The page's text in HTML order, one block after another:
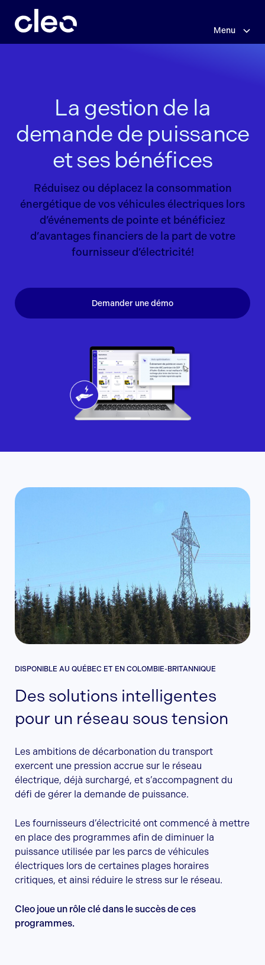
contenu
Menu
La gestion de la
demande de puissance
et ses bénéfices
Réduisez ou déplacez la consommation
énergétique de vos véhicules électriques lors
d’événements de pointe et bénéficiez
d’avantages financiers de la part de votre
fournisseur d’électricité!
Demander une démo
DISPONIBLE AU QUÉBEC ET EN COLOMBIE-BRITANNIQUE
Des solutions intelligentes
pour un réseau sous tension
Les ambitions de décarbonation du transport
exercent une pression accrue sur le réseau
électrique, déjà surchargé, et s’accompagnent du
défi de gérer la demande de puissance.
Les fournisseurs d’électricité ont commencé à mettre
en place des programmes afin de diminuer la
puissance utilisée par les parcs de véhicules
électriques lors de certaines plages horaires
critiques, et ainsi réduire le stress sur le réseau.
Cleo joue un rôle clé dans le succès de ces
programmes.